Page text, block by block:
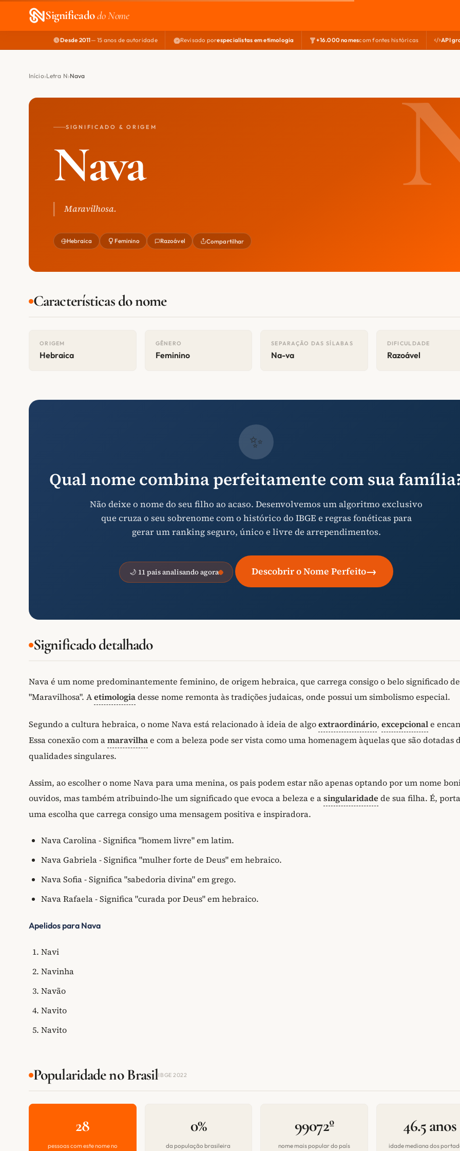
Significadodo Nome
Desde 2011— 15 anos de autoridade Revisado porespecialistas em etimologia +16.000 nomescom fontes históricas API
Início Letra N Nava
SIGNIFICADO & ORIGEM
Nava
Maravilhosa.
Hebraica Feminino Razoável Compartilhar
Características do nome
ORIGEM
Hebraica
GÊNERO
Feminino
SEPARAÇÃO DAS SÍLABAS
Na-va
DIFICULDADE
Razoável
✨
Qual nome combina perfeitamente com sua
Não deixe o nome do seu filho ao acaso. Desenvolvemos um algoritmo exclusivo
que cruza o seu sobrenome com o histórico do IBGE e regras fonéticas para
gerar um ranking seguro, único e livre de arrependimentos.
🌙 11 pais analisando agora Descobrir o Nome Perfeito→
Significado detalhado
Nava é um nome predominantemente feminino, de origem hebraica, que carrega consigo o belo significado de
"Maravilhosa". Aetimologiadesse nome remonta às tradições judaicas, onde possui um simbolismo especial.
Segundo a cultura hebraica, o nome Nava está relacionado à ideia de algoextraordinário, excepcionale
Essa conexão com amaravilhae com a beleza pode ser vista como uma homenagem àquelas que são dotadas
qualidades singulares.
Assim, ao escolher o nome Nava para uma menina, os pais podem estar não apenas optando por um nome
ouvidos, mas também atribuindo-lhe um significado que evoca a beleza e asingularidade de sua filha. É,
uma escolha que carrega consigo uma mensagem positiva e inspiradora.
Nava Carolina - Significa "homem livre" em latim.
Nava Gabriela - Significa "mulher forte de Deus" em hebraico.
Nava Sofia - Significa "sabedoria divina" em grego.
Nava Rafaela - Significa "curada por Deus" em hebraico.
Apelidos para Nava
Navi
Navinha
Navão
Navito
Navito
Popularidade no BrasilIBGE 2022
28
pessoas com este nome no
0%
da população brasileira
99072º
nome mais popular do país
46.5 anos
idade mediana dos